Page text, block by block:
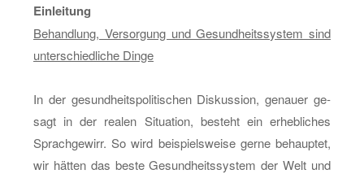
Ein­lei­tung
Be­hand­lung, Ver­sor­gung und Ge­sund­heits­sys­tem sind
un­ter­schied­li­che Dinge
In der ge­sund­heits­po­li­ti­schen Dis­kus­si­on, ge­nau­er ge­
sagt in der rea­len Si­tua­ti­on, be­steht ein er­heb­li­ches
Sprach­ge­wirr. So wird bei­spiels­wei­se gerne be­haup­tet,
wir hät­ten das beste Ge­sund­heits­sys­tem der Welt und